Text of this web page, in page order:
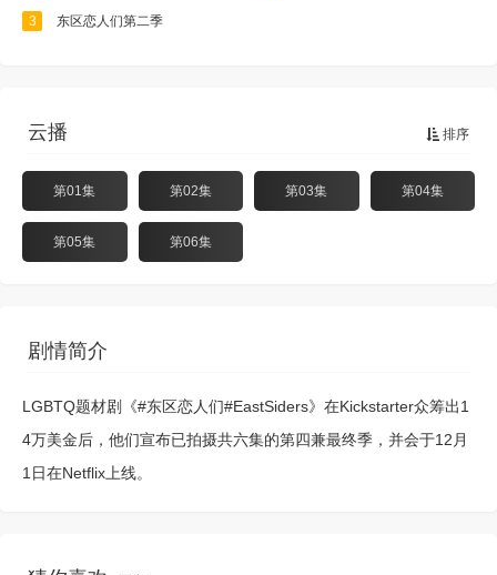
3 东区恋人们第二季
排序
云播
第01集 第02集 第03集 第04集
第05集 第06集
剧情简介
LGBTQ题材剧《#东区恋人们#EastSiders》在Kickstarter众筹出1
4万美金后，他们宣布已拍摄共六集的第四兼最终季，并会于12月
1日在Netflix上线。